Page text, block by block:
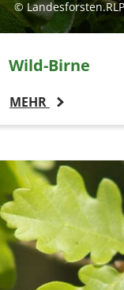
©
Wild-Birne
MEHR